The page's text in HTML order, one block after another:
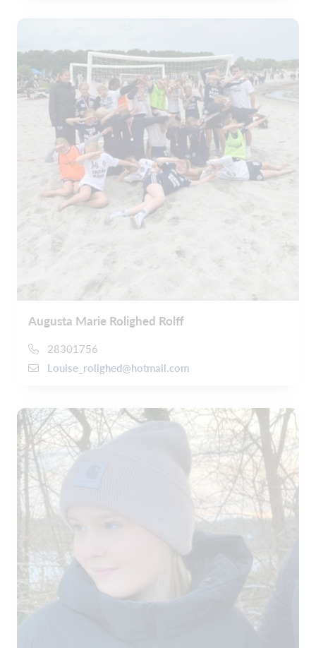
Augusta Marie Rolighed Rolff
28301756
Louise_rolighed@hotmail.com